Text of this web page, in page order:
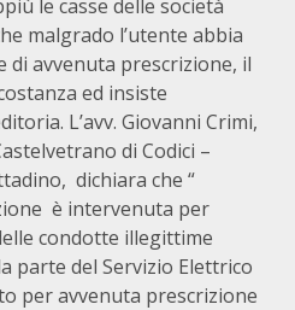
le casse delle società
malgrado l’utente abbia
di avvenuta prescrizione, il
ed insiste
L’avv. Giovanni Crimi,
di Codici –
dichiara che “
è intervenuta per
condotte illegittime
parte del Servizio Elettrico
per avvenuta prescrizione